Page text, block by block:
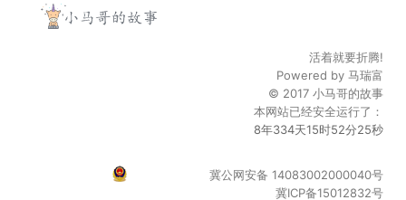
活着就要折腾!
Powered by 马瑞富
© 2017 小马哥的故事
本网站已经安全运行了：
8年334天15时52分25秒
冀公网安备 14083002000040号
冀ICP备15012832号